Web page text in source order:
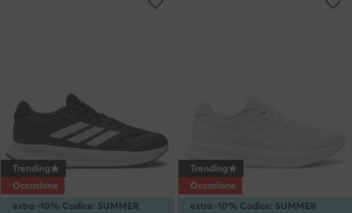
extra -10% Codice: SUMMER
Trending
Occasione
extra -10% Codice: SUMMER
Trending
Occasione